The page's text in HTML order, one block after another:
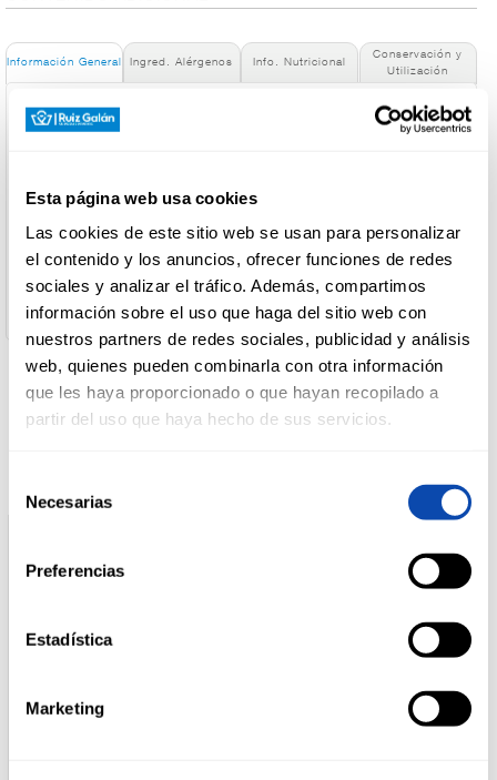
Esta página web usa cookies
Las cookies de este sitio web se usan para personalizar
el contenido y los anuncios, ofrecer funciones de redes
sociales y analizar el tráfico. Además, compartimos
información sobre el uso que haga del sitio web con
nuestros partners de redes sociales, publicidad y análisis
web, quienes pueden combinarla con otra información
que les haya proporcionado o que hayan recopilado a
partir del uso que haya hecho de sus servicios.
Necesarias
Preferencias
Estadística
Marketing
FRUTAS Y
DROGUERÍA
PERFUMERÍA
E HIGIENE
Información General Ingred. Alérgenos Info. Nutricional
Conservación y
Utilización
Denominación de alimento:
Nombre de Operador:
N152, Km 70 - CP 08503 (Barcelona)
Cantidad neta:
125 gr
Productos relacionados